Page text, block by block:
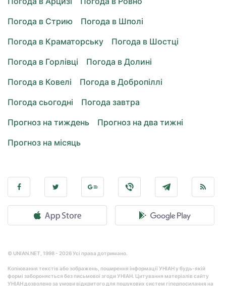
Погода в Стрию
Погода в Шполі
Погода в Краматорську
Погода в Шостці
Погода в Горлівці
Погода в Долині
Погода в Ковелі
Погода в Добропіллі
Погода сьогодні
Погода завтра
Прогноз на тиждень
Прогноз на два тижні
Прогноз на місяць
© UNIAN.NET, 1998 - 2026 Усі права дотримано.
Копіювання текстів або зображень, поширення інформації УНІАН у будь-якій
формі забороняється без письмової згоди УНІАН. Цитування матеріалів сайту
УНІАН дозволено за умови відкритого для пошукових систем гіперпосилання на